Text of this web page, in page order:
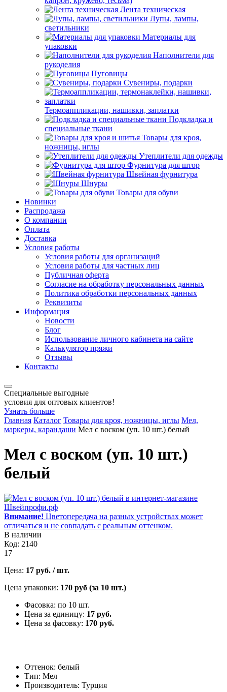
Лента техническая
Лупы, лампы,
светильники
Материалы для
упаковки
Наполнители для
рукоделия
Пуговицы
Сувениры, подарки
Термоаппликации, нашивки, заплатки
Подкладка и
специальные ткани
Товары для кроя,
ножницы, иглы
Утеплители для одежды
Фурнитура для штор
Швейная фурнитура
Шнуры
Товары для обуви
Новинки
Распродажа
О компании
Оплата
Доставка
Условия работы
Условия работы для организаций
Условия работы для частных лиц
Публичная оферта
Согласие на обработку персональных данных
Политика обработки персональных данных
Реквизиты
Информация
Новости
Блог
Использование личного кабинета на сайте
Калькулятор пряжи
Отзывы
Контакты
Специальные выгодные
условия для оптовых клиентов!
Узнать больше
Главная Каталог Товары для кроя, ножницы, иглы Мел,
маркеры, карандаши Мел с воском (уп. 10 шт.) белый
Мел с воском (уп. 10 шт.)
белый
Внимание! Цветопередача на разных устройствах может
отличаться и не совпадать с реальным оттенком.
В наличии
Код: 2140
17
Цена: 17 руб. / шт.
Цена упаковки: 170 руб (за 10 шт.)
Фасовка: по 10 шт.
Цена за единицу: 17 руб.
Цена за фасовку: 170 руб.
Оттенок: белый
Тип: Мел
Производитель: Турция